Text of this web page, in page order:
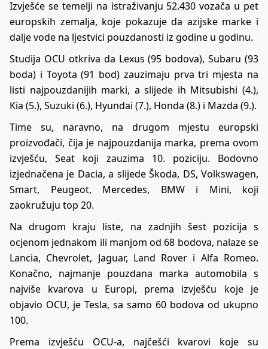
Izvješće se temelji na istraživanju 52.430 vozača u pet
europskih zemalja, koje pokazuje da azijske marke i
dalje vode na ljestvici pouzdanosti iz godine u godinu.
Studija OCU otkriva da Lexus (95 bodova), Subaru (93
boda) i Toyota (91 bod) zauzimaju prva tri mjesta na
listi najpouzdanijih marki, a slijede ih Mitsubishi (4.),
Kia (5.), Suzuki (6.), Hyundai (7.), Honda (8.) i Mazda (9.).
Time su, naravno, na drugom mjestu europski
proizvođači, čija je najpouzdanija marka, prema ovom
izvješću, Seat koji zauzima 10. poziciju. Bodovno
izjednačena je Dacia, a slijede Škoda, DS, Volkswagen,
Smart, Peugeot, Mercedes, BMW i Mini, koji
zaokružuju top 20.
Na drugom kraju liste, na zadnjih šest pozicija s
ocjenom jednakom ili manjom od 68 bodova, nalaze se
Lancia, Chevrolet, Jaguar, Land Rover i Alfa Romeo.
Konačno, najmanje pouzdana marka automobila s
najviše kvarova u Europi, prema izvješću koje je
objavio OCU, je Tesla, sa samo 60 bodova od ukupno
100.
Prema izvješću OCU-a, najčešći kvarovi koje su